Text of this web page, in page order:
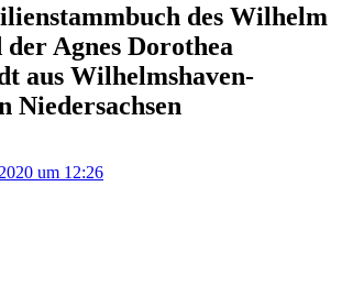
des Wilhelm
Agnes Dorothea
aus Wilhelmshaven-
Niedersachsen
um 12:26